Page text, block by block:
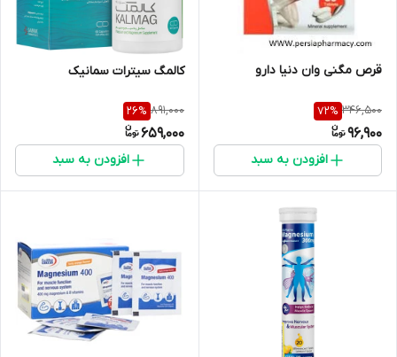
قرص مگنی وان دنیا دارو
346,500
72%
96,900
افزودن به سبد
کالمگ سیترات سمانیک
891,000
26%
659,000
افزودن به سبد